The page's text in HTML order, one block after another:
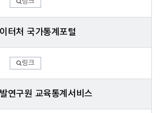
터처 국가통계포털
링크
연구원 교육통계서비스